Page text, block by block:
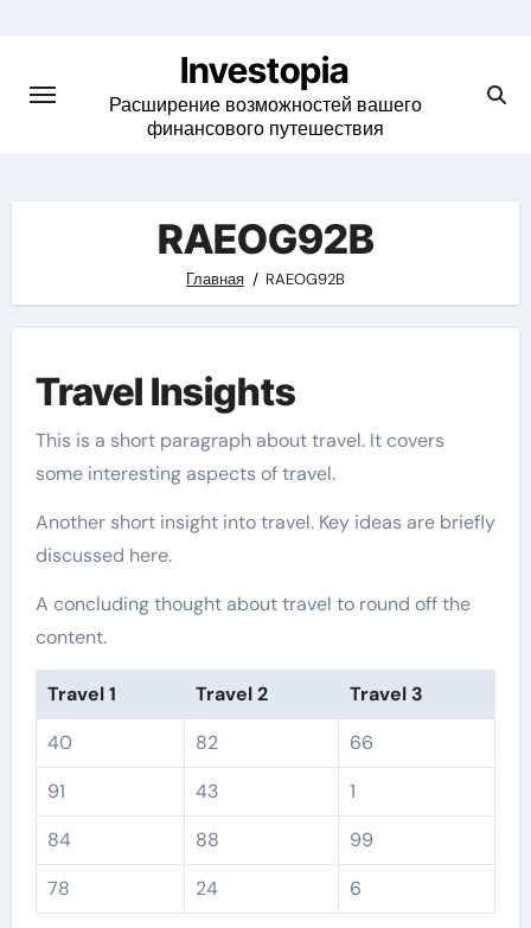
content
Investopia
Расширение возможностей вашего
финансового путешествия
RAEOG92B
Главная RAEOG92B
Travel Insights
This is a short paragraph about travel. It covers
some interesting aspects of travel.
Another short insight into travel. Key ideas are briefly
discussed here.
A concluding thought about travel to round off the
content.
Travel 1 Travel 2
Travel 3
40
82
66
91
43
1
84
88
99
78
24 6